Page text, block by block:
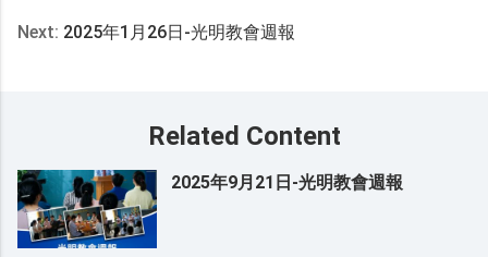
Next: 2025年1月26日-光明教會週報
Related Content
2025年9月21日-光明教會週報